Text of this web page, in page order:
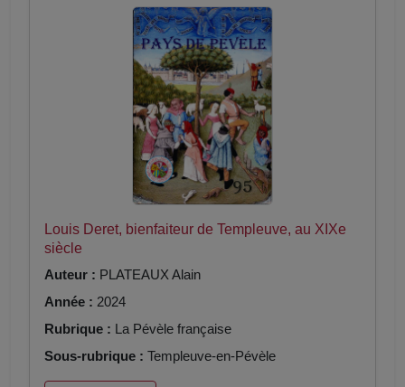
Louis Deret, bienfaiteur de Templeuve, au XIXe
siècle
Auteur : PLATEAUX Alain
Année : 2024
Rubrique : La Pévèle française
Sous-rubrique : Templeuve-en-Pévèle